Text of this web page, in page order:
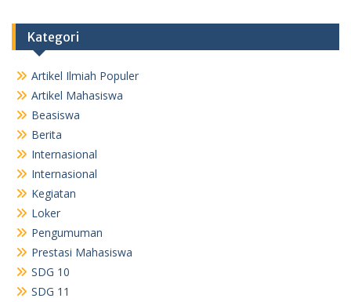
Kategori
Artikel Ilmiah Populer
Artikel Mahasiswa
Beasiswa
Berita
Internasional
Internasional
Kegiatan
Loker
Pengumuman
Prestasi Mahasiswa
SDG 10
SDG 11